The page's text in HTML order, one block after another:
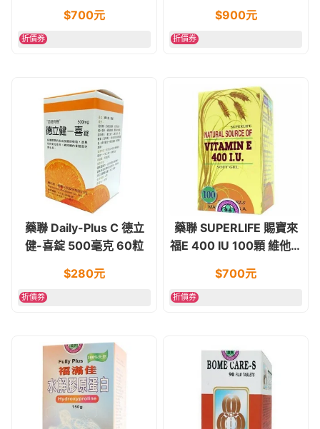
$700元
折價券
$900元
折價券
藥聯 Daily-Plus C 德立
健-喜錠 500毫克 60粒
$280元
折價券
藥聯 SUPERLIFE 賜寶來
福E 400 IU 100顆 維他命
$700元
折價券